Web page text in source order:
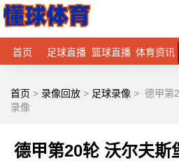
首页 足球直播 篮球直播 体育资讯
首页 > 录像回放 > 足球录像 > 德甲第
录像
德甲第20轮 沃尔夫斯